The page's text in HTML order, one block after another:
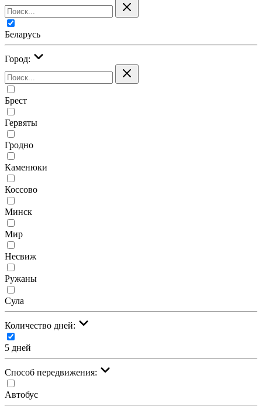
Беларусь
Город:
Брест
Гервяты
Гродно
Каменюки
Коссово
Минск
Мир
Несвиж
Ружаны
Сула
Количество дней:
5 дней
Cпособ передвижения:
Автобус